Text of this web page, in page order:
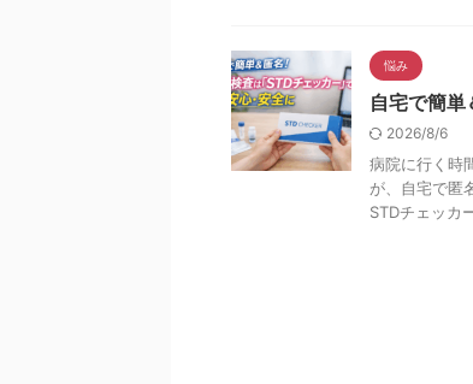
悩み
自宅で簡
2026/8/6
病院に行く時
が、自宅で匿
STDチェッカ